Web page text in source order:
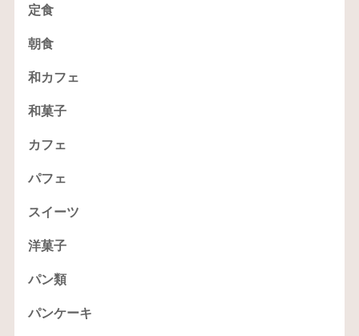
定食
朝食
和カフェ
和菓子
カフェ
パフェ
スイーツ
洋菓子
パン類
パンケーキ